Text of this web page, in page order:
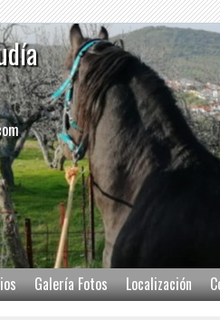
Galería Fotos Localización